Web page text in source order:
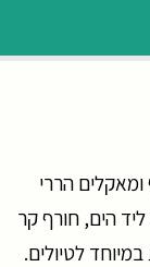
ומאקלים הררי
הים, חורף קר
לטיולים.